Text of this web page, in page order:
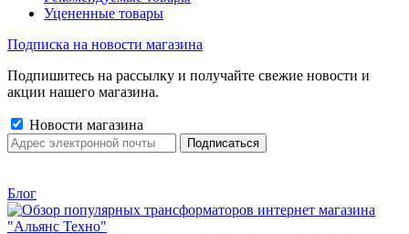
Уцененные товары
Подписка на новости магазина
Подпишитесь на рассылку и получайте свежие новости и
акции нашего магазина.
Новости магазина
Блог